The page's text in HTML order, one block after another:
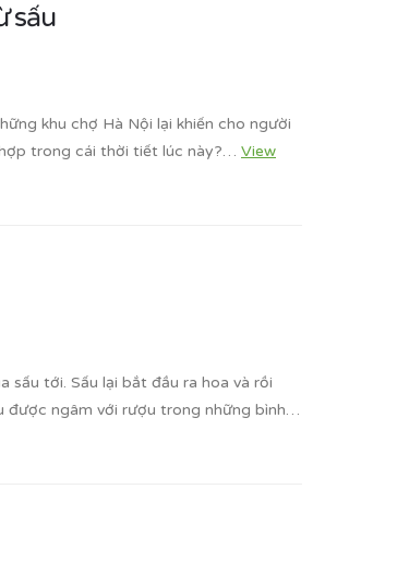
sấu
khu chợ Hà Nội lại khiến cho người
trong cái thời tiết lúc này?… View
tới. Sấu lại bắt đầu ra hoa và rồi
được ngâm với rượu trong những bình…